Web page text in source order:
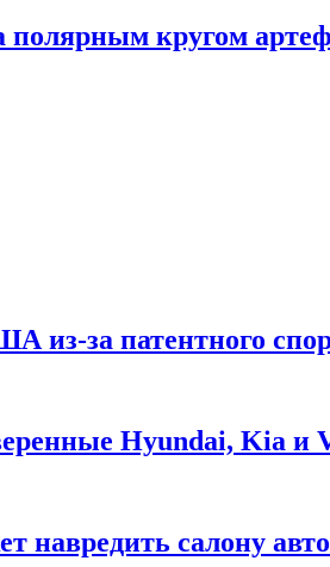
кругом
из-за патентного
Hyundai, Kia и
навредить салону